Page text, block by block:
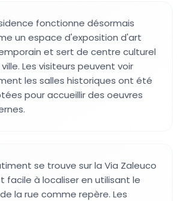
fonctionne désormais
un espace d'exposition d'art
et sert de centre culturel
Les visiteurs peuvent voir
les salles historiques ont été
pour accueillir des oeuvres
se trouve sur la Via Zaleuco
facile à localiser en utilisant le
la rue comme repère. Les